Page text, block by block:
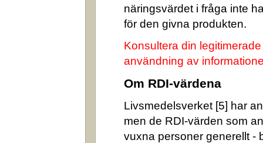
näringsvärdet i fråga inte
för den givna produkten.
Konsultera din
användning av
Om RDI-värdena
Livsmedelsverket [5] har
men de RDI-värden som
vuxna personer generellt -